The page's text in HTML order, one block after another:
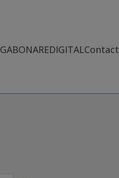
ABONAREDIGITALContact